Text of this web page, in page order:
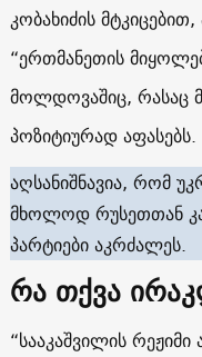
კობახიძის
“ერთმანეთის
მოლდოვაშიც, რასაც
პოზიტიურად აფასებს.
აღსანიშნავია, რომ
მხოლოდ რუსეთთან
პარტიები აკრძალეს.
რა თქვა
“სააკაშვილის